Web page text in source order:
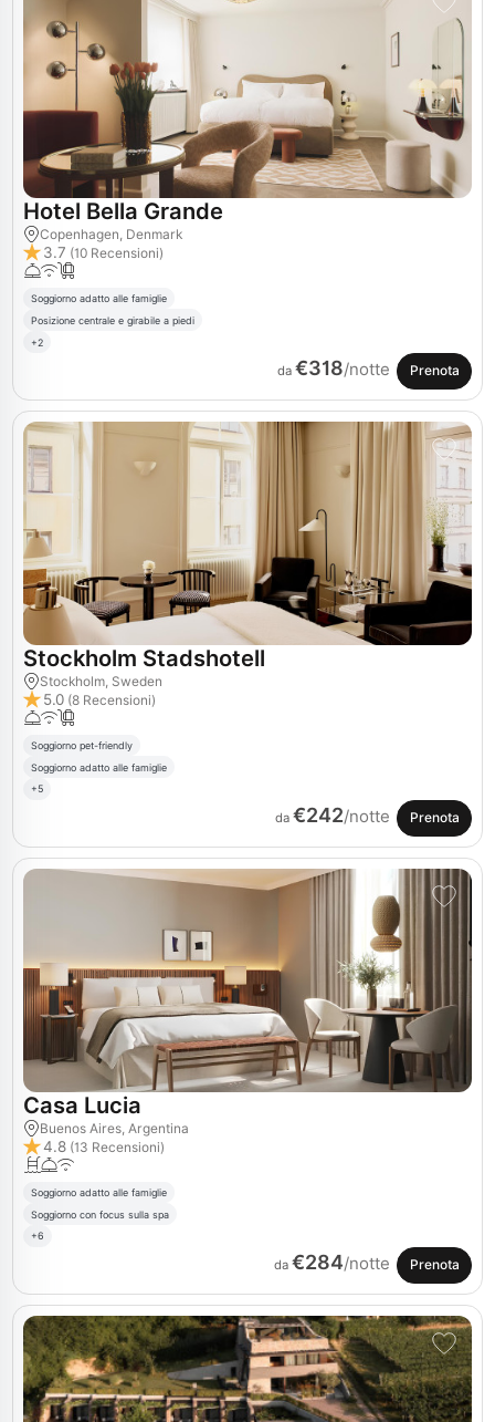
Hotel Bella Grande
Copenhagen, Denmark
3.7 (10 Recensioni)
Soggiorno adatto alle famiglie
Posizione centrale e girabile a piedi
+2
da €318/notte Prenota
Stockholm Stadshotell
Stockholm, Sweden
5.0 (8 Recensioni)
Soggiorno pet-friendly
Soggiorno adatto alle famiglie
+5
da €242/notte Prenota
Casa Lucia
Buenos Aires, Argentina
4.8 (13 Recensioni)
Soggiorno adatto alle famiglie
Soggiorno con focus sulla spa
+6
da €284/notte Prenota